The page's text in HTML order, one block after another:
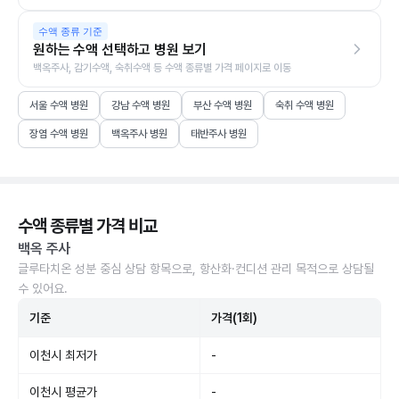
수액 종류 기준
원하는 수액 선택하고 병원 보기
백옥주사, 감기수액, 숙취수액 등 수액 종류별 가격 페이지로 이동
서울 수액 병원 강남 수액 병원 부산 수액 병원 숙취 수액 병원
장염 수액 병원 백옥주사 병원 태반주사 병원
수액 종류별 가격 비교
백옥 주사
글루타치온 성분 중심 상담 항목으로, 항산화·컨디션 관리 목적으로 상담될
수 있어요.
기준 가격(1회)
이천시 최저가 -
이천시 평균가 -